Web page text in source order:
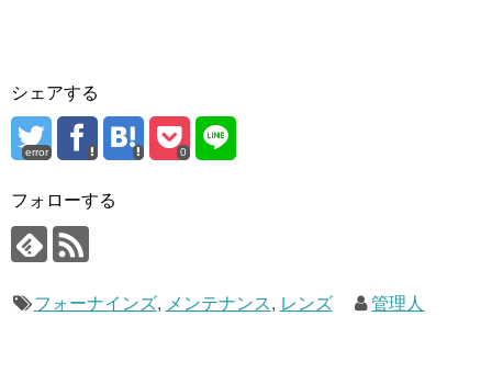
シェアする
error 0
フォローする
フォーナインズ, メンテナンス, レンズ 管理人